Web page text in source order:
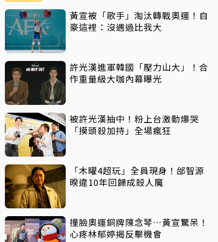
黃宣被「歌手」淘汰轉戰奧運！自
豪這裡：沒遇過比我大
許光漢進軍韓國「壓力山大」！合
作重量級大咖內幕曝光
被許光漢抽中！粉上台激動爆哭
「摸頭殺加持」全場瘋狂
「木曜4超玩」全員現身！邰智源
暌違10年回歸成殺人魔
撞臉奧運銅牌陳念琴…黃宣驚呆！
心疼林郁婷揭反擊機會